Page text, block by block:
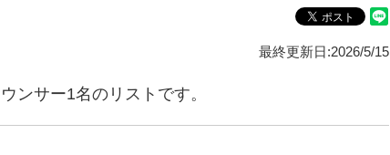
最終更新日:2026/5/15
ンサー1名のリストです。